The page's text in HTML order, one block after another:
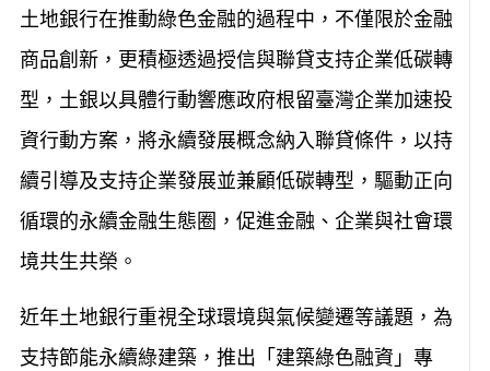
土地銀行在推動綠色金融的過程中，不僅限於金融
商品創新，更積極透過授信與聯貸支持企業低碳轉
型，土銀以具體行動響應政府根留臺灣企業加速投
資行動方案，將永續發展概念納入聯貸條件，以持
續引導及支持企業發展並兼顧低碳轉型，驅動正向
循環的永續金融生態圈，促進金融、企業與社會環
境共生共榮。
近年土地銀行重視全球環境與氣候變遷等議題，為
支持節能永續綠建築，推出「建築綠色融資」專